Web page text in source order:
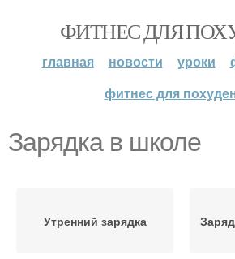
ФИТНЕС ДЛЯ
главная новости уроки
фитнес для
Зарядка в школе
Утренний зарядка